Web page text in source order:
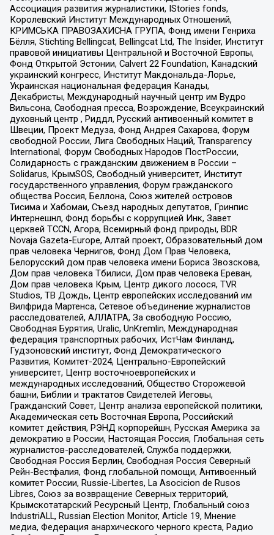
Ассоциация развития журналистики, IStories fonds,
Королевский Институт Международных Отношений,
КРИМСЬКА ПРАВОЗАХИСНА ГРУПА, Фонд имени Генриха
Бёлля, Stichting Bellingcat, Bellingcat Ltd, The Insider, Институт
правовой инициативы Центральной и Восточной Европы,
Фонд Открытой Эстонии, Calvert 22 Foundation, Канадский
украинский конгресс, Институт Макдональда-Лорье,
Украинская национальная федерация Канады,
Декабристы, Международный научный центр им Вудро
Вильсона, Свободная пресса, Возрождение, Всеукраинский
духовный центр , Риддл, Русский антивоенный комитет в
Швеции, Проект Медуза, Фонд Андрея Сахарова, Форум
свободной России, Лига Свободных Наций, Transparеncy
International, Форум Свободных Народов ПостРоссии,
Солидарность с гражданским движением в России –
Solidarus, КрымSOS, Свободный университет, Институт
государственного управления, Форум гражданского
общества Россия, Беллона, Союз жителей островов
Тисима и Хабомаи, Съезд народных депутатов, Гринпис
Интернешнл, Фонд борьбы с коррупцией Инк, Завет
церквей TCCN, Агора, Всемирный фонд природы, BDR
Novaja Gazeta-Europe, Алтай проект, Образовательный дом
прав человека Чернигов, Фонд Дом Прав Человека,
Белорусский дом прав человека имени Бориса Звозскова,
Дом прав человека Тбилиси, Дом прав человека Ереван,
Дом прав человека Крым, Центр дикого лосося, TVR
Studios, ТВ Дождь, Центр европейских исследований им
Вилфрида Мартенса, Сетевое объединение журналистов
расследователей, АЛЛАТРА, За свободную Россию,
Свободная Бурятия, Uralic, UnKremlin, Международная
федерация транспортных рабочих, ИстЧам Финланд,
Гудзоновский институт, Фонд Демократического
Развития, Комитет-2024, Центрально-Европейский
университет, Центр восточноевропейских и
международных исследований, Общество Сторожевой
башни, Библии и трактатов Свидетелей Иеговы,
Гражданский Совет, Центр анализа европейской политики,
Академическая сеть Восточная Европа, Российский
комитет действия, РЭНД корпорейшн, Русская Америка за
демократию в России, Настоящая Россия, Глобальная сеть
журналистов-расследователей, Служба поддержки,
Свободная Россия Берлин, Свободная Россия Северный
Рейн-Вестфалия, Фонд глобальной помощи, Антивоенный
комитет России, Russie-Libertes, La Asocicion de Rusos
Libres, Союз за возвращение Северных территорий,
Крымскотатарский Ресурсный Центр, Глобальный союз
IndustriALL, Russian Election Monitor, Article 19, Мнение
медиа, Федерация анархического черного креста, Радио